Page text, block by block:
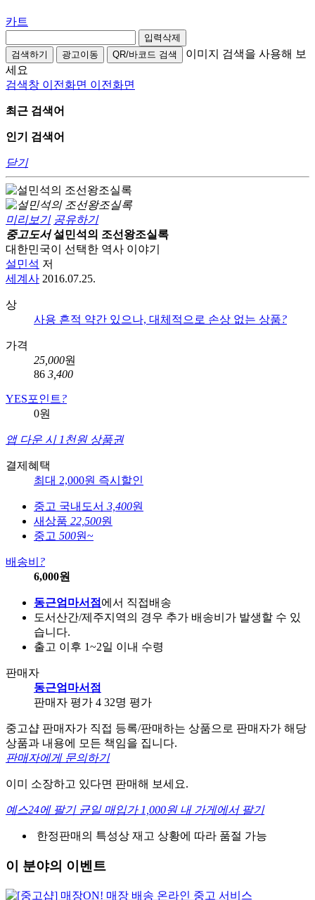
카트
입력삭제
검색하기
광고이동 QR/바코드 검색
이미지 검색을 사용해 보
세요
검색창 이전화면 이전화면
최근 검색어
인기 검색어
닫기
미리보기 공유하기
중고도서 설민석의 조선왕조실록
대한민국이 선택한 역사 이야기
설민석 저
세계사 2016.07.25.
상
사용 흔적 약간 있으나, 대체적으로 손상 없는 상품?
가격
25,000원
86 3,400
YES포인트?
0원
앱 다운 시 1천원 상품권
결제혜택
최대 2,000원 즉시할인
중고 국내도서 3,400원
새상품 22,500원
중고 500원~
배송비 ?
6,000원
동근엄마서점 에서 직접배송
도서산간/제주지역의 경우 추가 배송비가 발생할 수 있
습니다.
출고 이후 1~2일 이내 수령
판매자
동근엄마서점
판매자 평가 4 32명 평가
중고샵 판매자가 직접 등록/판매하는 상품으로 판매자가 해당
상품과 내용에 모든 책임을 집니다.
판매자에게 문의하기
이미 소장하고 있다면 판매해 보세요.
예스24에 팔기 균일 매입가 1,000원 내 가게에서 팔기
한정판매의 특성상 재고 상황에 따라 품절 가능
이 분야의 이벤트